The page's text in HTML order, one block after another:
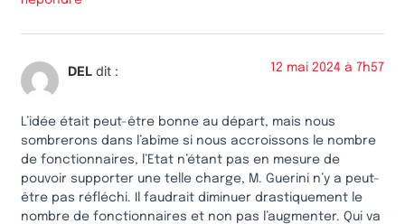
DEL dit : 12 mai 2024 à 7h57
L’idée était peut-être bonne au départ, mais nous
sombrerons dans l’abîme si nous accroissons le nombre
de fonctionnaires, l’Etat n’étant pas en mesure de
pouvoir supporter une telle charge, M. Guerini n’y a peut-
être pas réfléchi. Il faudrait diminuer drastiquement le
nombre de fonctionnaires et non pas l’augmenter. Qui va